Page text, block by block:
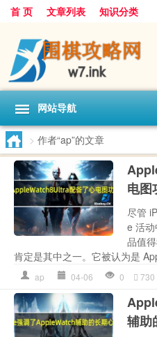
首 页 文章列表 知识分类
网站导航
> 作者“ap”的文章
电图
尽管
e 活
品值
肯定是其中之一。它被认为是
ap 04-06 0 730
辅助